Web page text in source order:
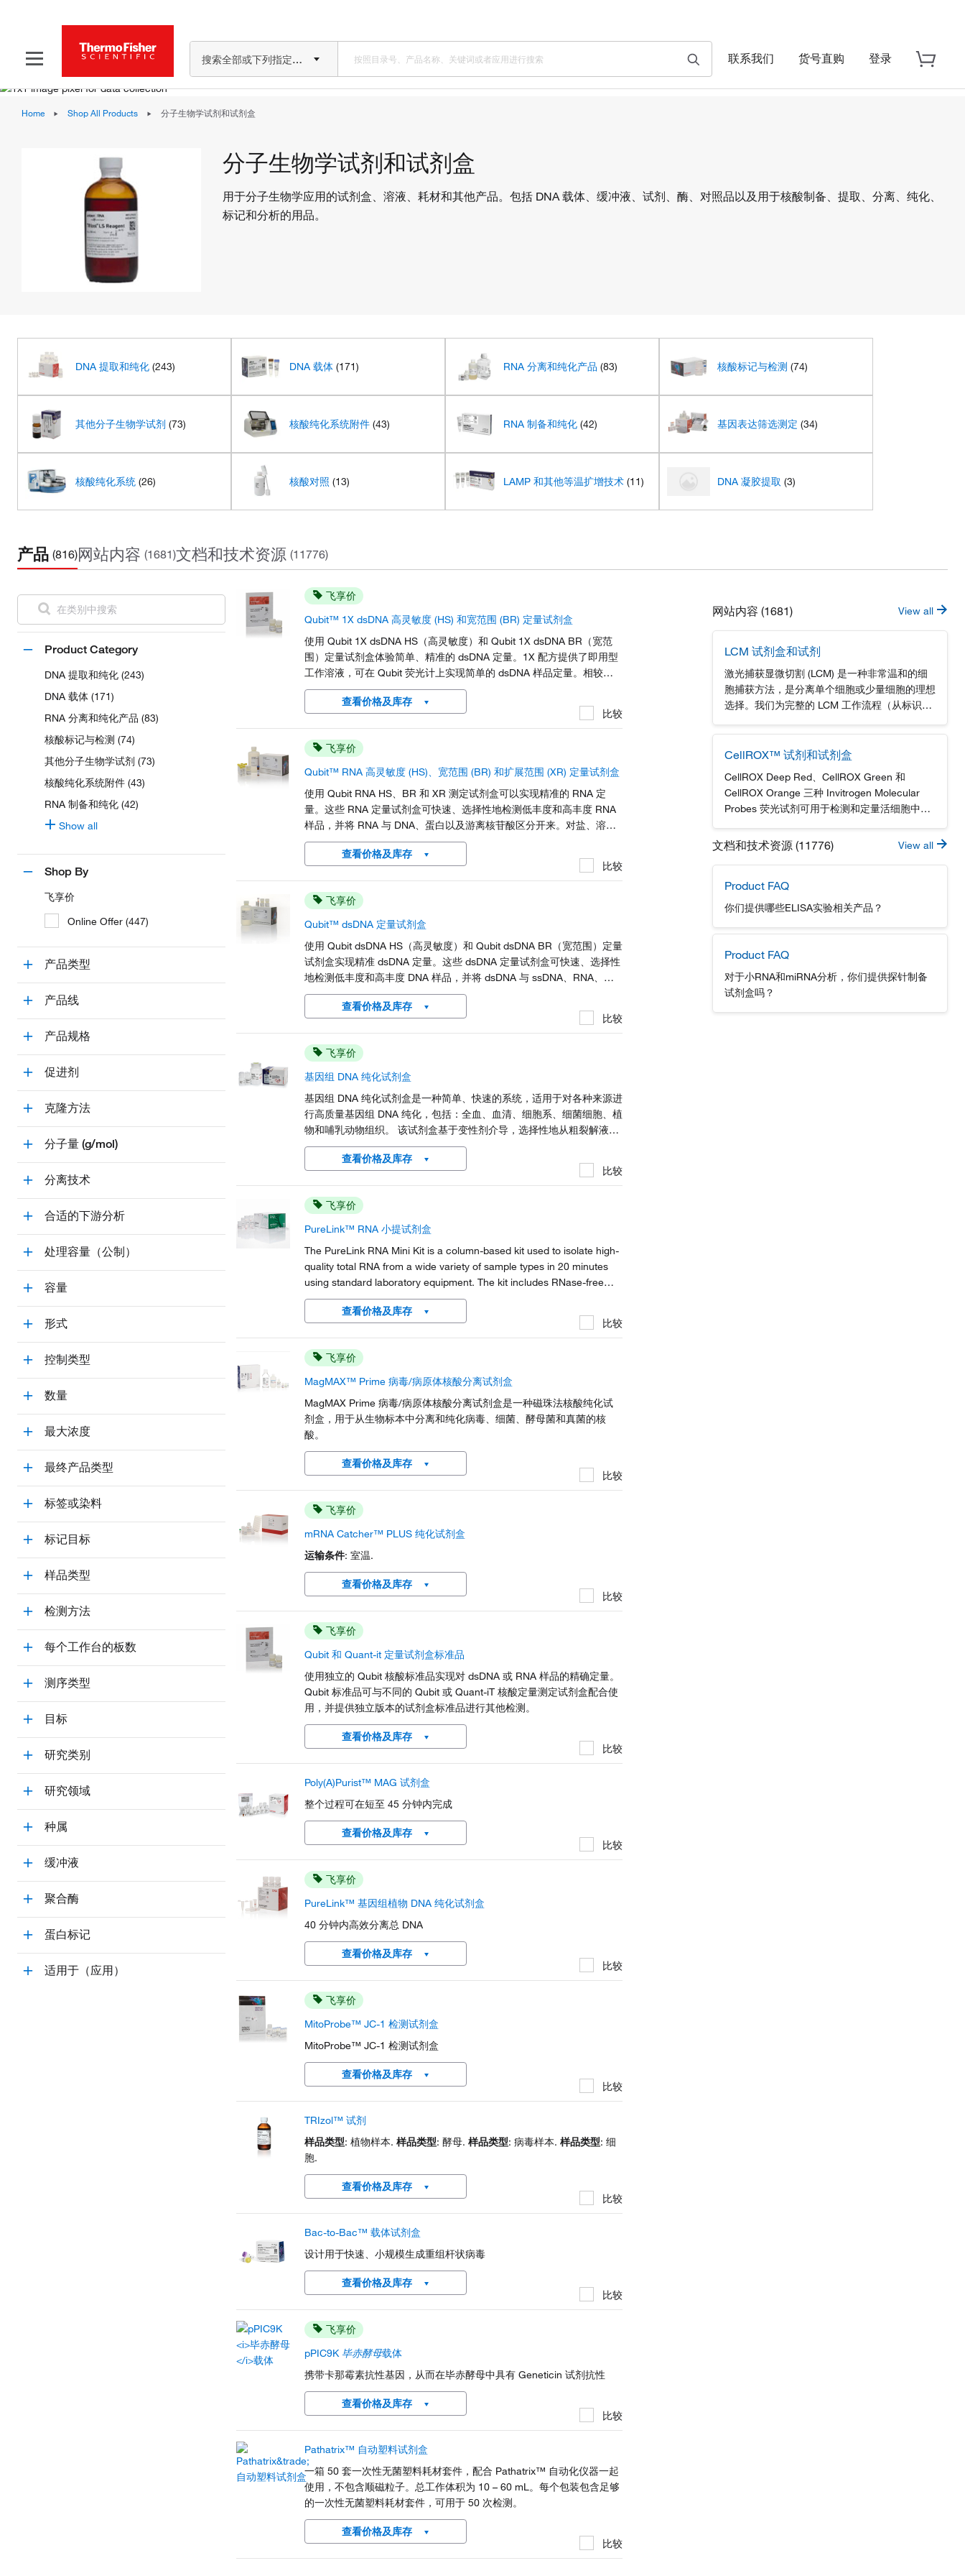
搜索全部或下列指定分类 联系我们 货号直购 登录
Home Shop All Products 分子生物学试剂和试剂盒
分子生物学试剂和试剂盒
用于分子生物学应用的试剂盒、溶液、耗材和其他产品。包括 DNA 载体、缓冲液、试剂、酶、对照品以及用于核酸制备、提取、分离、纯化、
标记和分析的用品。
DNA 提取和纯化 (243) DNA 载体 (171) RNA 分离和纯化产品 (83) 核酸标记与检测 (74)
其他分子生物学试剂 (73) 核酸纯化系统附件 (43) RNA 制备和纯化 (42) 基因表达筛选测定 (34)
核酸纯化系统 (26) 核酸对照 (13) LAMP 和其他等温扩增技术 (11) DNA 凝胶提取 (3)
产品 (816)网站内容 (1681)文档和技术资源 (11776)
Product Category
DNA 提取和纯化 (243)
DNA 载体 (171)
RNA 分离和纯化产品 (83)
核酸标记与检测 (74)
其他分子生物学试剂 (73)
核酸纯化系统附件 (43)
RNA 制备和纯化 (42)
Show all
Shop By
飞享价
Online Offer (447)
产品类型
产品线
产品规格
促进剂
克隆方法
分子量 (g/mol)
分离技术
合适的下游分析
处理容量（公制）
容量
形式
控制类型
数量
最大浓度
最终产品类型
标签或染料
标记目标
样品类型
检测方法
每个工作台的板数
测序类型
目标
研究类别
研究领域
种属
缓冲液
聚合酶
蛋白标记
适用于（应用）
飞享价
Qubit™ 1X dsDNA 高灵敏度 (HS) 和宽范围 (BR) 定量试剂盒
使用 Qubit 1X dsDNA HS（高灵敏度）和 Qubit 1X dsDNA BR（宽范
围）定量试剂盒体验简单、精准的 dsDNA 定量。1X 配方提供了即用型
工作溶液，可在 Qubit 荧光计上实现简单的 dsDNA 样品定量。相较于
ssDNA、RNA、蛋白和游离核苷酸，这些定量试剂盒对 dsDNA 具有高
度选择性。耐受污染物，如盐、溶剂或去污剂。
查看价格及库存
比较
飞享价
Qubit™ RNA 高灵敏度 (HS)、宽范围 (BR) 和扩展范围 (XR) 定量试剂盒
使用 Qubit RNA HS、BR 和 XR 测定试剂盒可以实现精准的 RNA 定
量。这些 RNA 定量试剂盒可快速、选择性地检测低丰度和高丰度 RNA
样品，并将 RNA 与 DNA、蛋白以及游离核苷酸区分开来。对盐、溶剂
或去污剂等污染物具有良好的耐受性。
查看价格及库存
比较
飞享价
Qubit™ dsDNA 定量试剂盒
使用 Qubit dsDNA HS（高灵敏度）和 Qubit dsDNA BR（宽范围）定量
试剂盒实现精准 dsDNA 定量。这些 dsDNA 定量试剂盒可快速、选择性
地检测低丰度和高丰度 DNA 样品，并将 dsDNA 与 ssDNA、RNA、蛋
白以及游离核苷酸区分开来。对盐、溶剂或去污剂等污染物具有良好的
耐受性。查看价格及库存
比较
飞享价
基因组 DNA 纯化试剂盒
基因组 DNA 纯化试剂盒是一种简单、快速的系统，适用于对各种来源进
行高质量基因组 DNA 纯化，包括：全血、血清、细胞系、细菌细胞、植
物和哺乳动物组织。 该试剂盒基于变性剂介导，选择性地从粗裂解液中
沉淀出 DNA。整个程序仅20至25分钟即可快速完成，典型产率为2至10
μg 基因组 DNA/0.2 mL 血液。 使用试剂盒纯化的高分子量基因组 DNA
适合直接用于所有常见的分子生物学应用：PCR、FastDigest 和常规限
查看价格及库存
比较
飞享价
PureLink™ RNA 小提试剂盒
The PureLink RNA Mini Kit is a column-based kit used to isolate high-
quality total RNA from a wide variety of sample types in 20 minutes
using standard laboratory equipment. The kit includes RNase-free
lysis and wash solutions that protect RNA from RNases while
liberating the RNA from DNA, proteins,...
查看价格及库存
比较
飞享价
MagMAX™ Prime 病毒/病原体核酸分离试剂盒
MagMAX Prime 病毒/病原体核酸分离试剂盒是一种磁珠法核酸纯化试
剂盒，用于从生物标本中分离和纯化病毒、细菌、酵母菌和真菌的核
酸。
查看价格及库存
比较
飞享价
mRNA Catcher™ PLUS 纯化试剂盒
运输条件: 室温.
查看价格及库存
比较
飞享价
Qubit 和 Quant-it 定量试剂盒标准品
使用独立的 Qubit 核酸标准品实现对 dsDNA 或 RNA 样品的精确定量。
Qubit 标准品可与不同的 Qubit 或 Quant-iT 核酸定量测定试剂盒配合使
用，并提供独立版本的试剂盒标准品进行其他检测。
查看价格及库存
比较
Poly(A)Purist™ MAG 试剂盒
整个过程可在短至 45 分钟内完成
查看价格及库存
比较
飞享价
PureLink™ 基因组植物 DNA 纯化试剂盒
40 分钟内高效分离总 DNA
查看价格及库存
比较
飞享价
MitoProbe™ JC-1 检测试剂盒
MitoProbe™ JC-1 检测试剂盒
查看价格及库存
比较
TRIzol™ 试剂
样品类型: 植物样本. 样品类型: 酵母. 样品类型: 病毒样本. 样品类型: 细
胞.
查看价格及库存
比较
Bac-to-Bac™ 载体试剂盒
设计用于快速、小规模生成重组杆状病毒
查看价格及库存
比较
飞享价
pPIC9K 毕赤酵母载体
携带卡那霉素抗性基因，从而在毕赤酵母中具有 Geneticin 试剂抗性
查看价格及库存
比较
Pathatrix™ 自动塑料试剂盒
一箱 50 套一次性无菌塑料耗材套件，配合 Pathatrix™ 自动化仪器一起
使用，不包含顺磁粒子。总工作体积为 10 – 60 mL。每个包装包含足够
的一次性无菌塑料耗材套件，可用于 50 次检测。
查看价格及库存
比较
网站内容 (1681) View all
LCM 试剂盒和试剂
激光捕获显微切割 (LCM) 是一种非常温和的细
胞捕获方法，是分离单个细胞或少量细胞的理想
选择。我们为完整的 LCM 工作流程（从标识和
用试剂和试剂盒。, 仅供科研使用。不可用于诊
断程序。, Arcturus® HistoGene® 冷冻切片
切片免疫荧光 LCM 染色试剂盒 Arcturus®
Paradise® FFPE 组织 LCM 染色试剂盒,
Arcturus® PicoPure® DNA 提取试剂盒
Arcturus® PicoPure® 冷冻 RNA 分离试剂盒...
CellROX™ 试剂和试剂盒
CellROX Deep Red、CellROX Green 和
CellROX Orange 三种 Invitrogen Molecular
Probes 荧光试剂可用于检测和定量活细胞中的
性并且在还原状态下不发荧光或荧光非常微弱。
氧化后，试剂发出强烈的荧光并继续存留在细胞
包括流式细胞仪、显微镜、高内涵成像和基于微
孔板的荧光酶标仪，以及Attune声波聚焦流式细
析试剂盒 CellROX 试剂成像应用, 与传统的二氢
二氯荧光素染料（如 H 2...
文档和技术资源 (11776) View all
Product FAQ
你们提供哪些ELISA实验相关产品？
Product FAQ
对于小RNA和miRNA分析，你们提供探针制备
试剂盒吗？